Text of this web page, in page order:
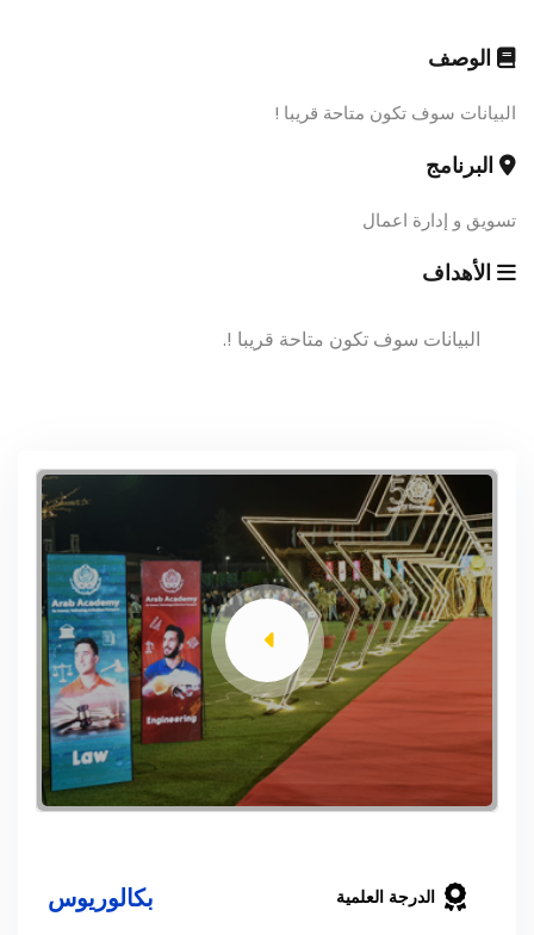
الوصف
البيانات سوف تكون متاحة قريبا !
البرنامج
تسويق و إدارة اعمال
الأهداف
البيانات سوف تكون متاحة قريبا !.
الدرجة العلمية بكالوريوس